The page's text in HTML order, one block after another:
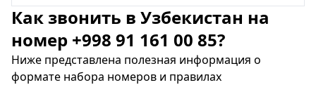
Как звонить в Узбекистан на
номер +998 91 161 00 85?
Ниже представлена полезная информация о
формате набора номеров и правилах